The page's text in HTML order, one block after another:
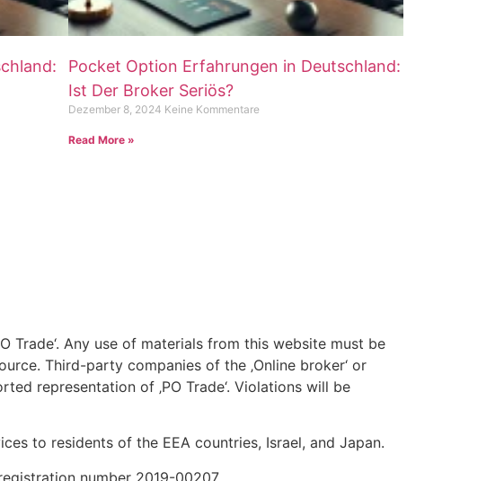
Pocket Option Erfahrungen in Deutschland:
Ist Der Broker Seriös?
Dezember 8, 2024 Keine Kommentare
Read More »
Any use of materials from this website must be
Third-party companies of the ‚Online broker‘ or
representation of ‚PO Trade‘. Violations will be
to residents of the EEA countries, Israel, and Japan.
number 2019-00207.